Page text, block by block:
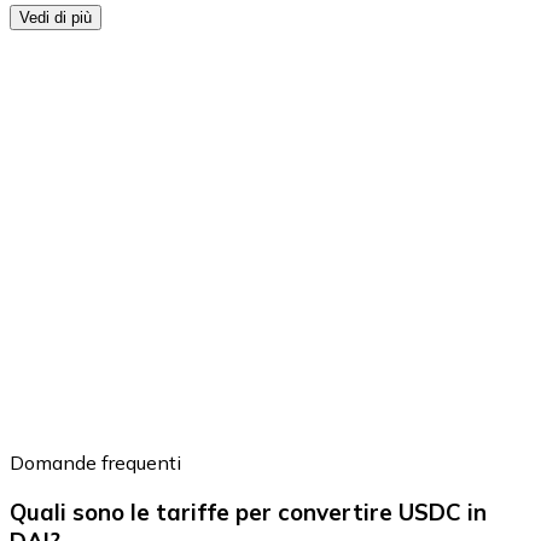
Vedi di più
Domande frequenti
Quali sono le tariffe per convertire USDC in